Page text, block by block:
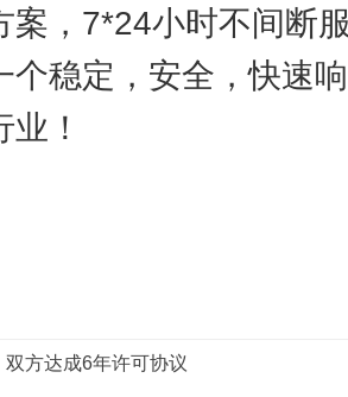
案，7*24小时不间断
个稳定，安全，快速
！
方达成6年许可协议